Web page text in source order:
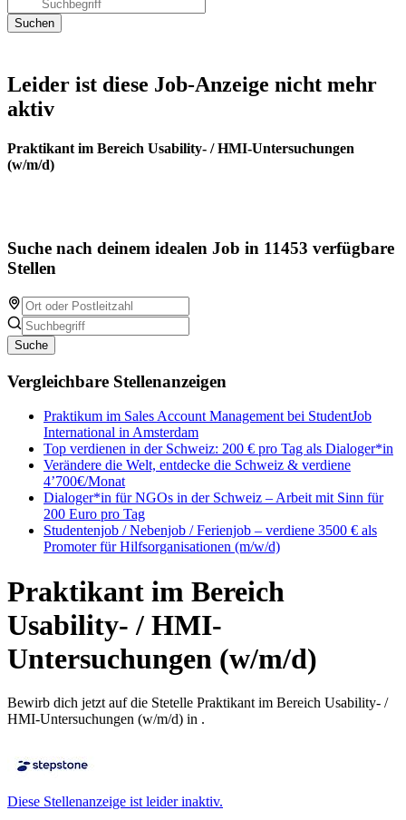
Leider ist diese Job-Anzeige nicht mehr
aktiv
Praktikant im Bereich Usability- / HMI-Untersuchungen
(w/m/d)
Suche nach deinem idealen Job in 11453 verfügbare
Stellen
Suche
Vergleichbare Stellenanzeigen
Praktikum im Sales Account Management bei StudentJob
International in Amsterdam
Top verdienen in der Schweiz: 200 € pro Tag als Dialoger*in
Verändere die Welt, entdecke die Schweiz & verdiene
4’700€/Monat
Dialoger*in für NGOs in der Schweiz – Arbeit mit Sinn für
200 Euro pro Tag
Studentenjob / Nebenjob / Ferienjob – verdiene 3500 € als
Promoter für Hilfsorganisationen (m/w/d)
Praktikant im Bereich
Usability- / HMI-
Untersuchungen (w/m/d)
Bewirb dich jetzt auf die Stetelle Praktikant im Bereich Usability- /
HMI-Untersuchungen (w/m/d) in .
Diese Stellenanzeige ist leider inaktiv.